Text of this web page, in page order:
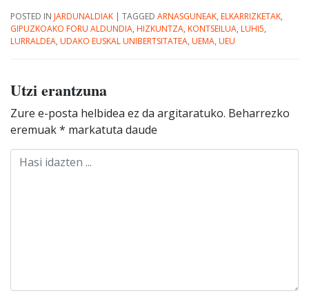
POSTED IN JARDUNALDIAK | TAGGED ARNASGUNEAK, ELKARRIZKETAK,
GIPUZKOAKO FORU ALDUNDIA, HIZKUNTZA, KONTSEILUA, LUHI5,
LURRALDEA, UDAKO EUSKAL UNIBERTSITATEA, UEMA, UEU
Utzi erantzuna
Zure e-posta helbidea ez da argitaratuko. Beharrezko
eremuak* markatuta daude